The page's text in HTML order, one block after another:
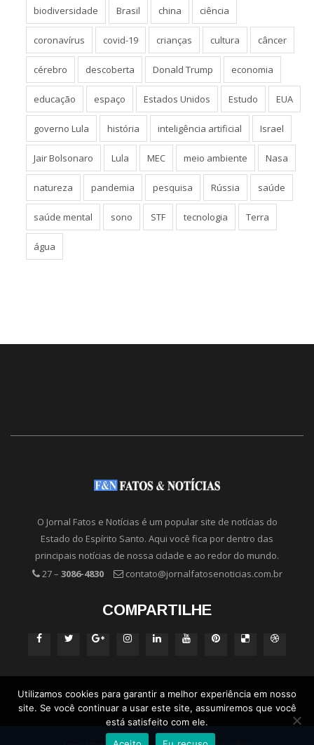
biodiversidade Brasil china ciência
coronavírus covid-19 crianças cultura câncer
cérebro descoberta Donald Trump economia
educação espaço Estados Unidos Estudo EUA
governo Lula história inteligência artificial Israel
Jair Bolsonaro Lula MEC meio ambiente Nasa
natureza pandemia pesquisa Rússia saúde
saúde mental sono STF tecnologia Terra
água
O Jornal Fatos e Notícias é um popular site de notícias do
Estado do Espírito Santo. Aqui você fica por dentro das
principais notícias de nossa cidade e ao redor do mundo.
27 – 3086-4830 contato@jornalfatosenoticias.com.br
COMPARTILHE
Utilizamos cookies para garantir a melhor experiência em nosso
site. Se você continuar a usar este site, assumiremos que você
está satisfeito com ele.